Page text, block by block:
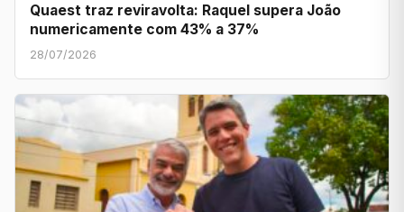
Quaest traz reviravolta: Raquel supera João
numericamente com 43% a 37%
28/07/2026